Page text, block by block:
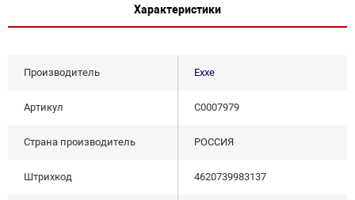
Характеристики
Производитель Exxe
Артикул С0007979
Страна производитель РОССИЯ
Штрихкод 4620739983137